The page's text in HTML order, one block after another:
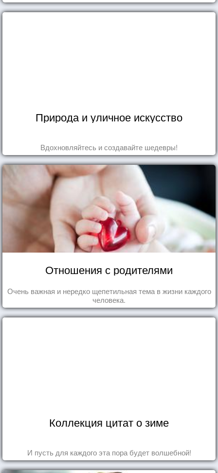
Природа и уличное искусство
Вдохновляйтесь и создавайте шедевры!
Отношения с родителями
Очень важная и нередко щепетильная тема в жизни каждого
человека.
Коллекция цитат о зиме
И пусть для каждого эта пора будет волшебной!